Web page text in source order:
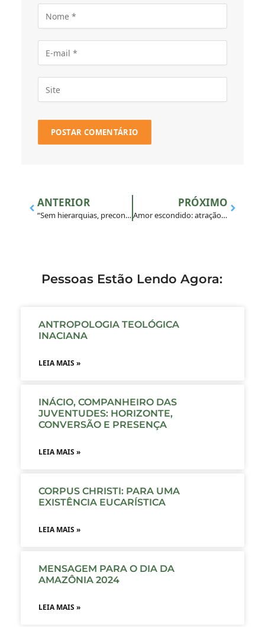
ANTERIOR
“Sem hierarquias, preconceitos ou distanciamentos”, disse jovem sobre GAVI
PRÓXIMO
Amor escondido: atração e vocação
Pessoas Estão Lendo Agora:
ANTROPOLOGIA TEOLÓGICA
INACIANA
LEIA MAIS »
INÁCIO, COMPANHEIRO DAS
JUVENTUDES: HORIZONTE,
CONVERSÃO E PRESENÇA
LEIA MAIS »
CORPUS CHRISTI: PARA UMA
EXISTÊNCIA EUCARÍSTICA
LEIA MAIS »
MENSAGEM PARA O DIA DA
AMAZÔNIA 2024
LEIA MAIS »